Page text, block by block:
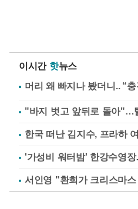
이시간 핫뉴스
"바지 벗고 앞뒤로 돌아"…
한국 떠난 김지수, 프라하
서인영 "환희가 크리스마